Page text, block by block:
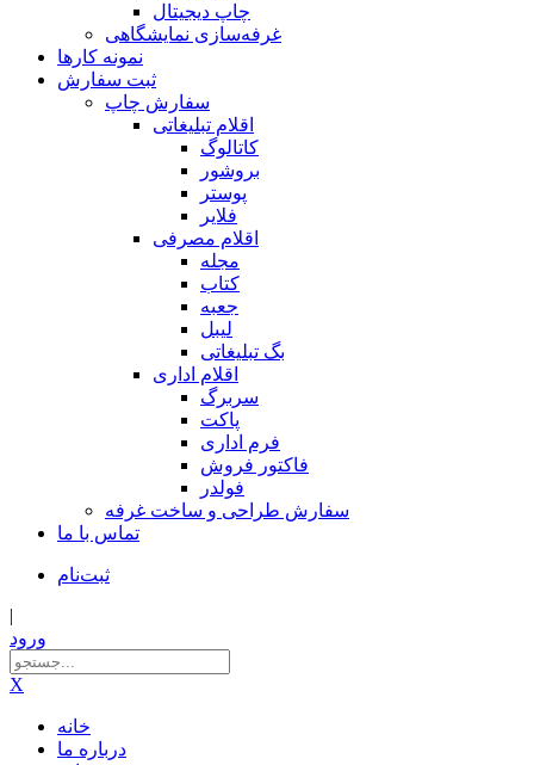
چاپ دیجیتال
غرفه‌سازی نمایشگاهی
نمونه کارها
ثبت سفارش
سفارش چاپ
اقلام تبلیغاتی
کاتالوگ
بروشور
پوستر
فلایر
اقلام مصرفی
مجله
کتاب
جعبه
لیبل
بگ تبلیغاتی
اقلام اداری
سربرگ
پاکت
فرم اداری
فاکتور فروش
فولدر
سفارش طراحی و ساخت غرفه
تماس با ما
ثبت‌نام
|
ورود
X
خانه
درباره ما